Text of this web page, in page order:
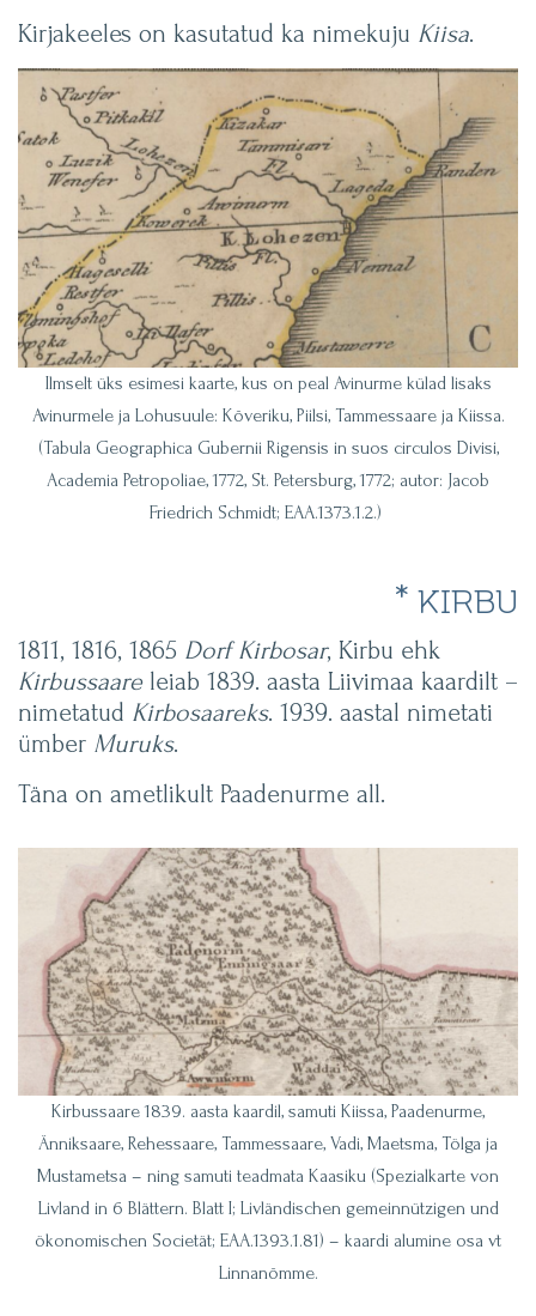
Kirjakeeles on kasutatud ka nimekuju Kiisa.
Ilmselt üks esimesi kaarte, kus on peal Avinurme külad lisaks
Avinurmele ja Lohusuule: Kõveriku, Piilsi, Tammessaare ja Kiissa.
(Tabula Geographica Gubernii Rigensis in suos circulos Divisi,
Academia Petropoliae, 1772, St. Petersburg, 1772; autor: Jacob
Friedrich Schmidt; EAA.1373.1.2.)
* KIRBU
1811, 1816, 1865 Dorf Kirbosar, Kirbu ehk
Kirbussaareleiab 1839. aasta Liivimaa kaardilt –
nimetatud Kirbosaareks. 1939. aastal nimetati
ümber Muruks.
Täna on ametlikult Paadenurme all.
Kirbussaare 1839. aasta kaardil, samuti Kiissa, Paadenurme,
Änniksaare, Rehessaare, Tammessaare, Vadi, Maetsma, Tölga ja
Mustametsa – ning samuti teadmata Kaasiku (Spezialkarte von
Livland in 6 Blättern. Blatt I; Livländischen gemeinnützigen und
ökonomischen Societät; EAA.1393.1.81) – kaardi alumine osa vt
Linnanõmme.